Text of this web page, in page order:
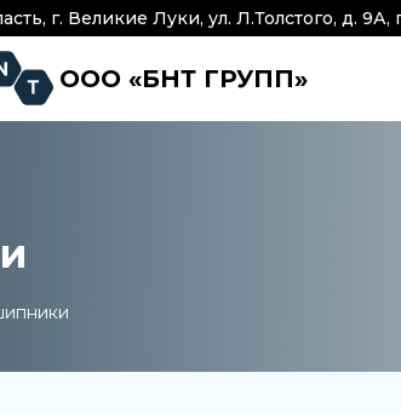
г. Великие Луки, ул. Л.Толстого, д. 9А,
ООО «БНТ ГРУПП»